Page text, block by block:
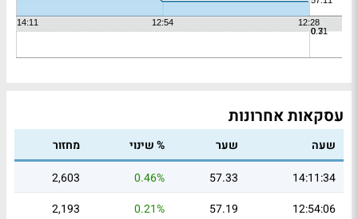
עסקאות אחרונות
שעה שער % שינוי
מחזור
14:11:34
57.33
0.46%
2,603
12:54:06
57.19
0.21%
2,193